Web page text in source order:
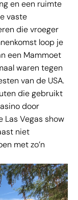
en een ruimte
vaste
die vroeger
loop je
een Mammoet
waren tegen
van de USA.
die gebruikt
door
Las Vegas show
niet
met zo’n